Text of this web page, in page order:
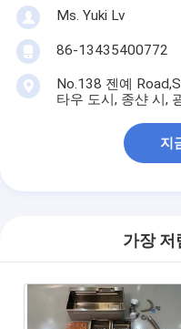
Ms. Yuki Lv
86-13435400772
No.138 젠예
타우 도시, 종샨 시,
지
가장 저